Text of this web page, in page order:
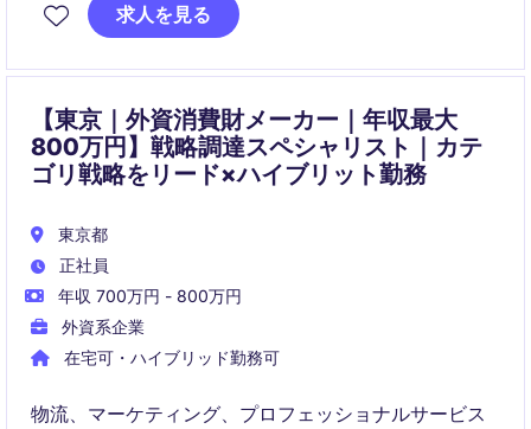
求人を見る
【東京｜外資消費財メーカー｜年収最大
800万円】戦略調達スペシャリスト｜カテ
ゴリ戦略をリード×ハイブリット勤務
東京都
正社員
年収 700万円 - 800万円
外資系企業
在宅可・ハイブリッド勤務可
物流、マーケティング、プロフェッショナルサービス